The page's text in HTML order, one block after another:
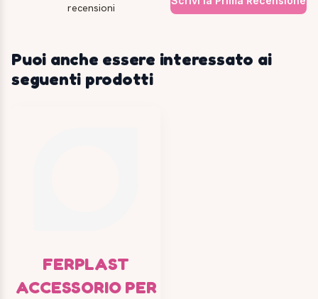
recensioni
Puoi anche essere interessato ai
seguenti prodotti
FERPLAST
ACCESSORIO PER